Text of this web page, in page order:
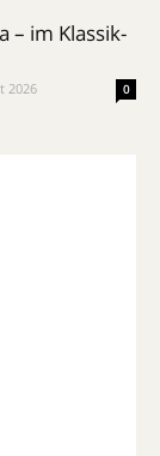
– im Klassik-
2026 0